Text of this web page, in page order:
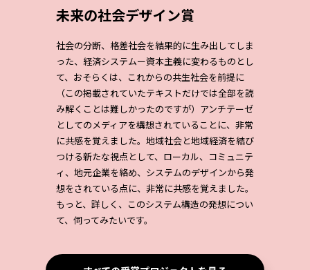
未来の社会デザイン賞
社会の分断、格差社会を結果的に生み出してしま
った、経済システムー資本主義に変わるものとし
て、おそらくは、これからの共生社会を前提に
（この掲載されていたテキストだけでは全部を読
み解くことは難しかったのですが）アンチテーゼ
としてのメディアを構想されていることに、非常
に共感を覚えました。地域社会と地域経済を結び
つける新たな視点として、ローカル、コミュニテ
ィ、地元企業を絡め、システムのデザインから発
想をされている点に、非常に共感を覚えました。
もっと、詳しく、このシステム構造の発想につい
て、伺ってみたいです。